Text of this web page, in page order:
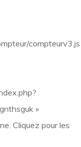
compteurv3.js
»
Cliquez pour les